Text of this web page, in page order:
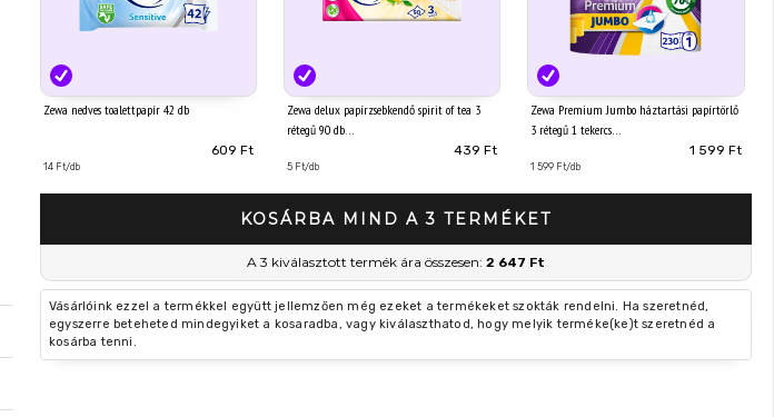
Zewa nedves toalettpapír 42 db
609 Ft
14 Ft/db
Zewa delux papírzsebkendő spirit of tea 3
rétegű 90 db
439 Ft
5 Ft/db
Zewa Premium Jumbo háztartási papírtörlő
3 rétegű 1 tekercs
1 599 Ft
1 599 Ft/db
KOSÁRBA MIND A 3 TERMÉKET
A 3 kiválasztott termék ára összesen: 2 647 Ft
Vásárlóink ezzel a termékkel együtt jellemzően még ezeket a termékeket szokták rendelni. Ha szeretnéd,
egyszerre beteheted mindegyiket a kosaradba, vagy kiválaszthatod, hogy melyik terméke(ke)t szeretnéd a
kosárba tenni.